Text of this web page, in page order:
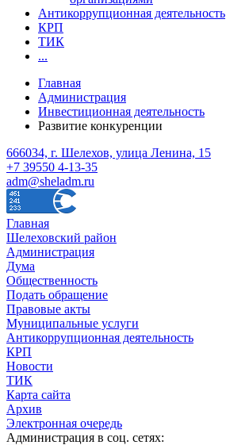
Антикоррупционная деятельность
КРП
ТИК
...
Главная
Администрация
Инвестиционная деятельность
Развитие конкуренции
666034, г. Шелехов, улица Ленина, 15
+7 39550 4-13-35
adm@sheladm.ru
Главная
Шелеховский район
Администрация
Дума
Общественность
Подать обращение
Правовые акты
Муниципальные услуги
Антикоррупционная деятельность
КРП
Новости
ТИК
Карта сайта
Архив
Электронная очередь
Администрация в соц. сетях: